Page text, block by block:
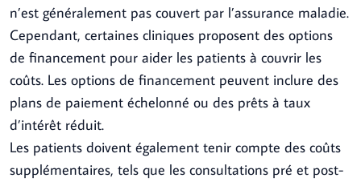
n’est généralement pas couvert par l’assurance maladie.
Cependant, certaines cliniques proposent des options
de financement pour aider les patients à couvrir les
coûts. Les options de financement peuvent inclure des
plans de paiement échelonné ou des prêts à taux
d’intérêt réduit.
Les patients doivent également tenir compte des coûts
supplémentaires, tels que les consultations pré et post-